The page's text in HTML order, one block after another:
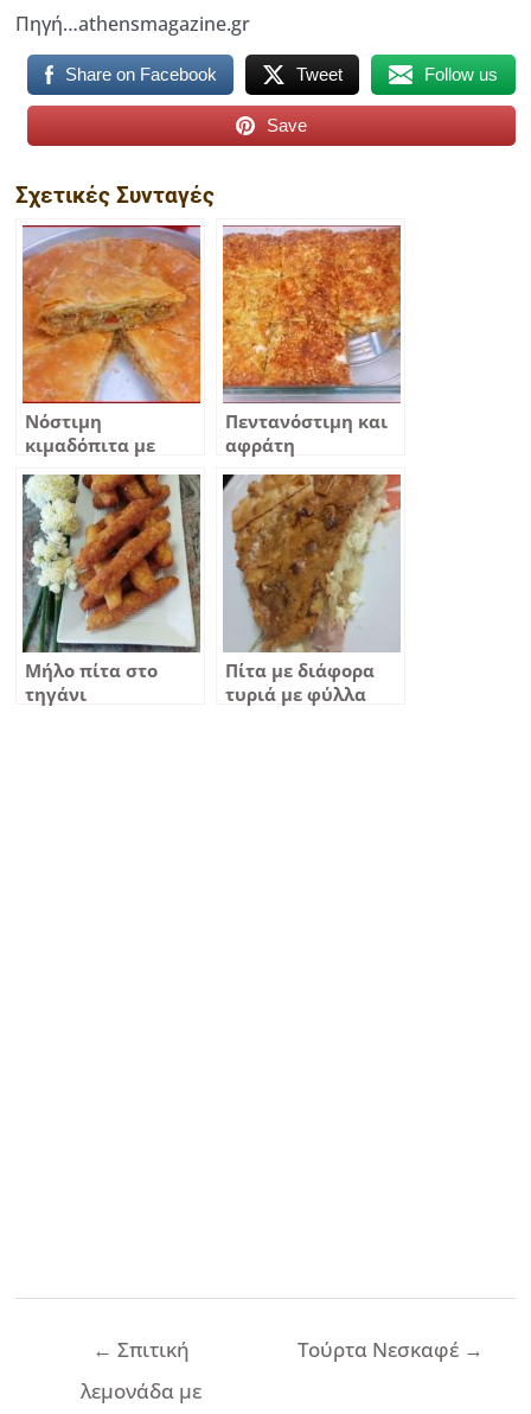
Πηγή…athensmagazine.gr
Share on Facebook Tweet Follow us
Save
Σχετικές Συνταγές
Νόστιμη
κιμαδόπιτα με
χειροποίητα
τραγανά φύλλα και
μία πεντανόστιμη
γέμιση με
ανάλαφρη γεύση
που δε λιγώνει
Πεντανόστιμη και
αφράτη
κολοκυθοτυρόπιτα
χωρίς φύλλο και
χωρίς αλεύρι
Μήλο πίτα στο
τηγάνι
Πίτα με διάφορα
τυριά με φύλλα
← Σπιτική
λεμονάδα με
Τούρτα Νεσκαφέ →